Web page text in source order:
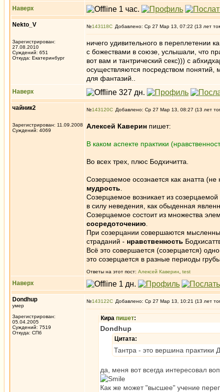
Наверх
Nekto_V
Зарегистрирован:
27.08.2010
Суждений: 651
Откуда: Екатеринбург
№143118 Добавлено: Ср 27 Мар 13, 07:22 (13 лет
ничего удивительного в переплетении
с божествами в союзе, услышали, что
вот вам и тантрический секс))) с
осуществляются посредством понятий,
для фантазий..
Наверх
чайник2
Зарегистрирован: 11.09.2008
Суждений: 4069
№143120 Добавлено: Ср 27 Мар 13, 08:27 (13 лет
Алексей Каверин пишет:
В каком аспекте практики
Во всех трех, плюс Бодхичитта.
Созерцаемое осознается как анатта
мудрость
Созерцаемое возникает из
в силу неведения, как обыденная
Созерцаемое состоит из множества
сосредоточению
При созерцании совершаются
страданий - нравственность
Всё это совершается (созерцается)
это созерцается в разные периоды
Ответы на этот пост: Алексей Каверин test
Наверх
Dondhup
умер
Зарегистрирован:
05.04.2005
Суждений: 7519
Откуда: СПб
№143122 Добавлено: Ср 27 Мар 13, 10:21 (13 лет
Кира пишет:
Dondhup
Цитата:
Тантра - это вершина
да, меня вот всегда интересовал
Как же может "высшее" учение